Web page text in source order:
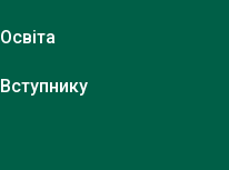
Освіта
Вступнику